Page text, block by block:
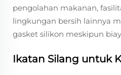
pengolahan makanan,
lingkungan bersih lainnya
gasket silikon meskipun
Ikatan Silang untuk